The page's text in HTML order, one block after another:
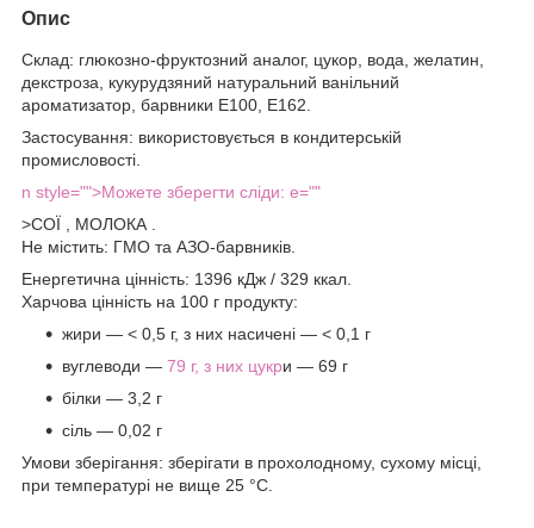
Опис
Склад: глюкозно-фруктозний аналог, цукор, вода, желатин,
декстроза, кукурудзяний натуральний ванільний
ароматизатор, барвники Е100, Е162.
Застосування: використовується в кондитерській
промисловості.
n style="">Можете зберегти сліди: e=""
>СОЇ МОЛОКА
Не містить: ГМО та АЗО-барвників.
Енергетична цінність: 1396 кДж / 329 ккал.
Харчова цінність на 100 г продукту:
жири — < 0,5 г, з них насичені — < 0,1 г
вуглеводи — 79 г, з них цукри — 69 г
білки — 3,2 г
сіль — 0,02 г
Умови зберігання: зберігати в прохолодному, сухому місці,
при температурі не вище 25 °С.